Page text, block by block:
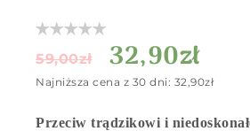
59,00zł 32,90zł
Najniższa cena z 30 dni: 32,90zł
Przeciw trądzikowi i